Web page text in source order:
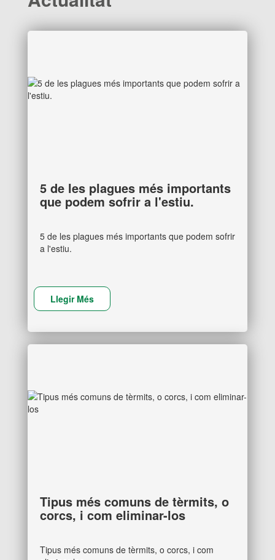
5 de les plagues més importants
que podem sofrir a l'estiu.
5 de les plagues més importants que podem sofrir
a l'estiu.
Llegir Més
Tipus més comuns de tèrmits, o
corcs, i com eliminar-los
Tipus més comuns de tèrmits, o corcs, i com